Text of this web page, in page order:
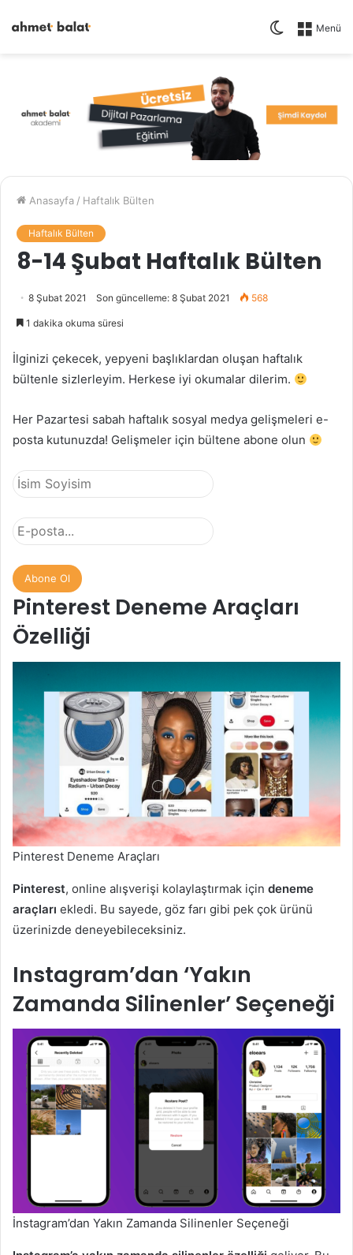
Menü
Dış
Anasayfa / Haftalık Bülten
Haftalık Bülten
8-14 Şubat Haftalık Bülten
8 Şubat 2021 Son güncelleme: 8 Şubat 2021 568
1 dakika okuma süresi
İlginizi çekecek, yepyeni başlıklardan oluşan haftalık
bültenle sizlerleyim. Herkese iyi okumalar dilerim.
Her Pazartesi sabah haftalık sosyal medya gelişmeleri e-
posta kutunuzda! Gelişmeler için bültene abone olun
Pinterest Deneme Araçları
Özelliği
Pinterest Deneme Araçları
Pinterest, online alışverişi kolaylaştırmak için deneme
araçları ekledi. Bu sayede, göz farı gibi pek çok ürünü
üzerinizde deneyebileceksiniz.
Instagram’dan ‘Yakın
Zamanda Silinenler’ Seçeneği
İnstagram’dan Yakın Zamanda Silinenler Seçeneği